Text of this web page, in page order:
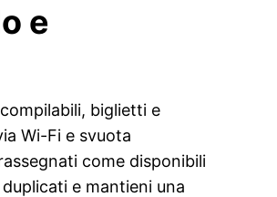
e
biglietti e
Wi-Fi e svuota
come disponibili
e mantieni una